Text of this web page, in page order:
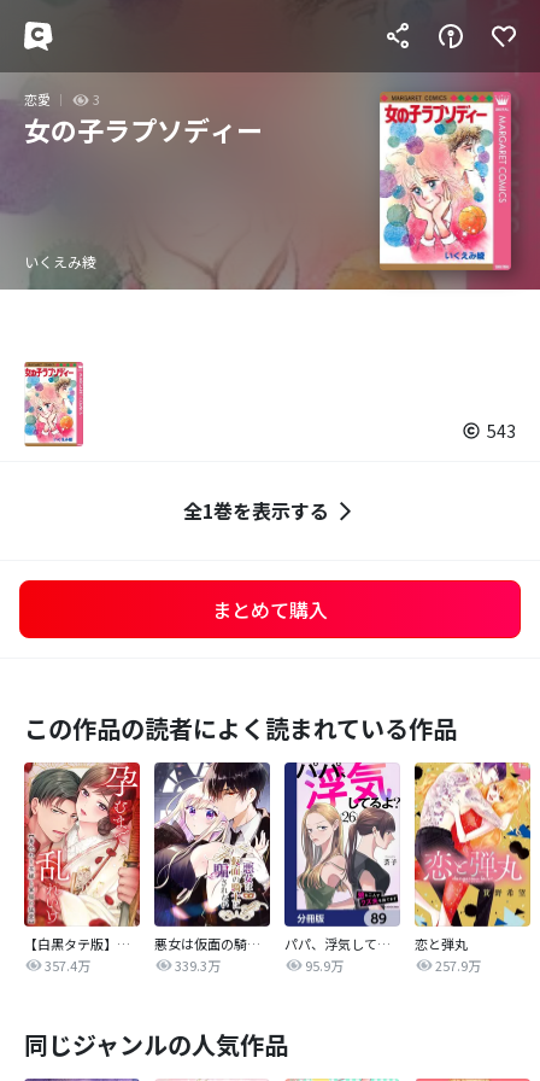
恋愛 3
女の子ラプソディー
いくえみ綾
543
全1巻を表示する
まとめて購入
この作品の読者によく読まれている作品
【白黒タテ版】孕むまで乱れいけ～身代わり花嫁と軍服の猛愛
357.4万
悪女は仮面の騎士に騙されない
339.3万
パパ、浮気してるよ？娘と二人でクズ夫を捨てます【分冊版】
95.9万
恋と弾丸
257.9万
同じジャンルの人気作品